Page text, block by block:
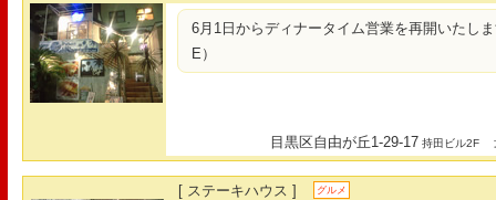
6月1日からディナータイム営業を再開いたし
E）
目黒区自由が丘1-29-17 持田ビル2F
[ ステーキハウス ] グルメ